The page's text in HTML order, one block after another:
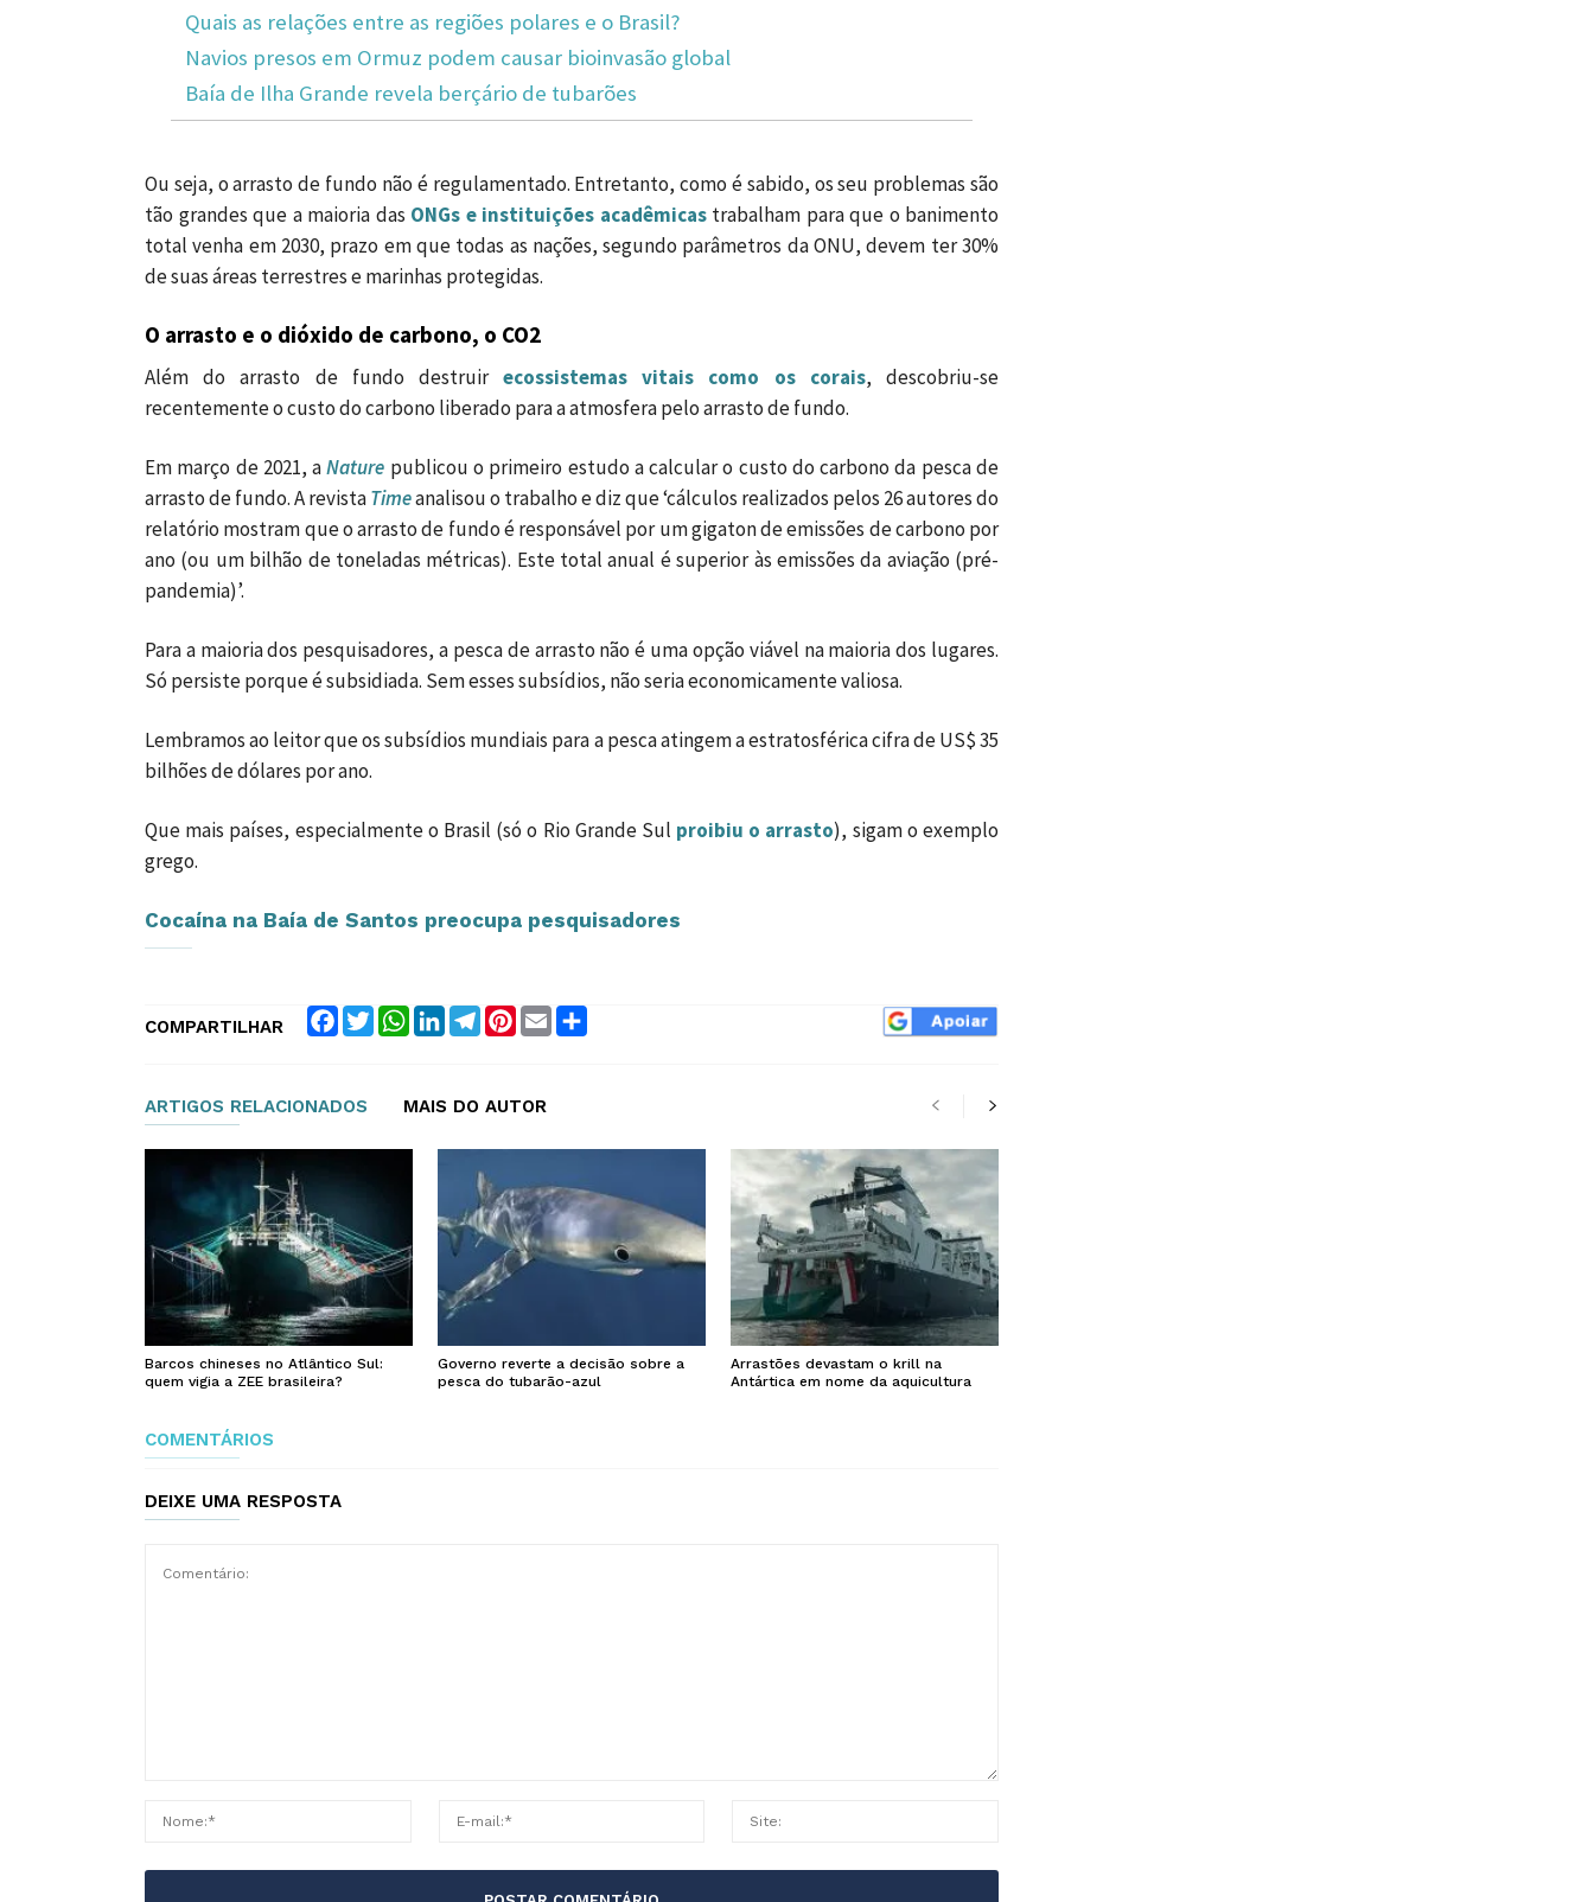
Quais as relações entre as regiões polares e o Brasil?
Navios presos em Ormuz podem causar bioinvasão global
Baía de Ilha Grande revela berçário de tubarões
Ou seja, o arrasto de fundo não é regulamentado. Entretanto, como é sabido, os seu problemas são
tão grandes que a maioria das ONGs e instituições acadêmicastrabalham para que o banimento
total venha em 2030, prazo em que todas as nações, segundo parâmetros da ONU, devem ter 30%
de suas áreas terrestres e marinhas protegidas.
O arrasto e o dióxido de carbono, o CO2
Além do arrasto de fundo destruirecossistemas vitais como os corais, descobriu-se
recentemente o custo do carbono liberado para a atmosfera pelo arrasto de fundo.
Em março de 2021, aNature publicou o primeiro estudo a calcular o custo do carbono da pesca de
arrasto de fundo. A revistaTimeanalisou o trabalho e diz que ‘cálculos realizados pelos 26 autores do
relatório mostram que o arrasto de fundo é responsável por um gigaton de emissões de carbono por
ano (ou um bilhão de toneladas métricas). Este total anual é superior às emissões da aviação (pré-
pandemia)’.
Para a maioria dos pesquisadores,a pesca de arrasto não é uma opção viável na maioria dos lugares.
Só persiste porque é subsidiada. Sem esses subsídios, não seria economicamente valiosa.
Lembramos ao leitor que os subsídios mundiais para a pesca atingem a estratosférica cifra de US$ 35
bilhões de dólares por ano.
Que mais países, especialmente o Brasil (só o Rio Grande Sul proibiu o arrasto), sigam o exemplo
grego.
Cocaína na Baía de Santos preocupa pesquisadores
COMPARTILHAR
Facebook
TwitterWhatsApp
LinkedInTelegram
Pinterest
Email
ARTIGOS RELACIONADOS MAIS DO AUTOR
Barcos chineses no Atlântico Sul:
quem vigia a ZEE brasileira?
Governo reverte a decisão sobre a
pesca do tubarão-azul
Arrastões devastam o krill na
Antártica em nome da aquicultura
COMENTÁRIOS
DEIXE UMA RESPOSTA